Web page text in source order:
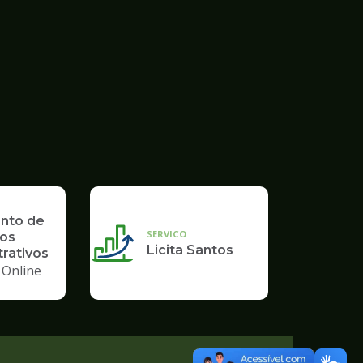
de
SERVICO
Licita Santos